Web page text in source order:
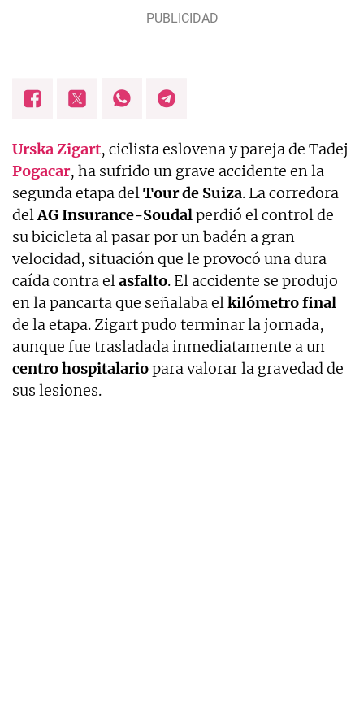
Urska Zigart, ciclista eslovena y pareja de Tadej
Pogacar, ha sufrido un grave accidente en la
segunda etapa delTour de Suiza. La corredora
delAG Insurance-Soudalperdió el control de
su bicicleta al pasar por un badén a gran
velocidad, situación que le provocó una dura
caída contra elasfalto. El accidente se produjo
en la pancarta que señalaba elkilómetro final
de la etapa. Zigart pudo terminar la jornada,
aunque fue trasladada inmediatamente a un
centro hospitalariopara valorar la gravedad de
sus lesiones.